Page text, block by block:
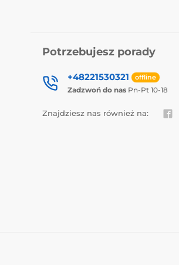
Potrzebujesz porady
+48221530321 offline
Zadzwoń do nas Pn-Pt 10-18
Znajdziesz nas również na: